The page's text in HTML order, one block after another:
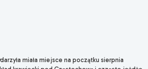
miała miejsce na początku sierpnia